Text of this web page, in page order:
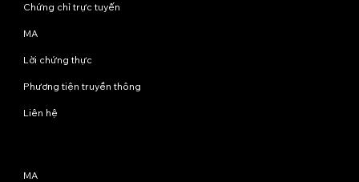
Chứng chỉ trực tuyến
MA
Lời chứng thực
Phương tiện truyền thông
Liên hệ
MA